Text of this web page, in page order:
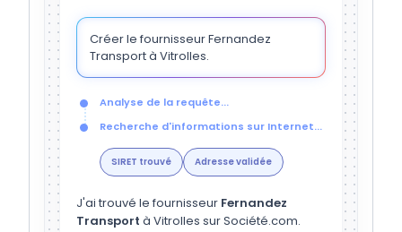
Créer le fournisseur Fernandez
Transport à Vitrolles.
Analyse de la requête...
Recherche d'informations sur Internet...
SIRET trouvé Adresse validée
J'ai trouvé le fournisseur Fernandez
Transport à Vitrolles sur Société.com.